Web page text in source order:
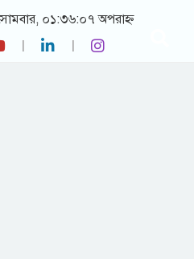
০১:৩৬:০৭ অপরাহ্ন